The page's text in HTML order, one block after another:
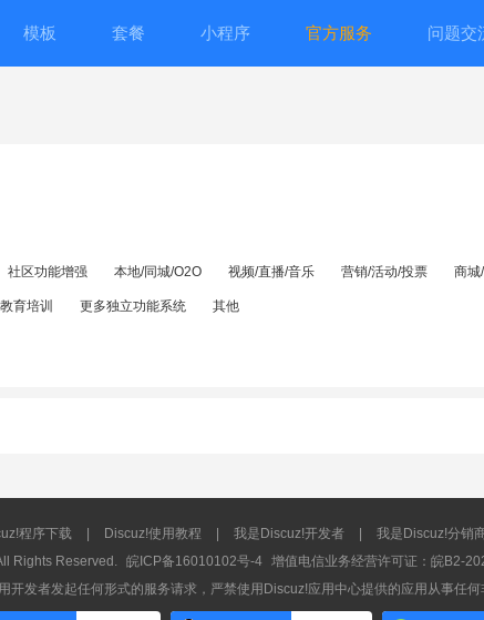
模板 套餐 小程序 官方服务 问题交
社区功能增强 本地/同城/O2O 视频/直播/音乐 营销/活动/投票 商城
教育培训 更多独立功能系统 其他
程序下载 Discuz!使用教程 我是Discuz!开发者
我是Discuz!分销
Rights Reserved. 皖ICP备16010102号-4
增值电信业务经营许可证：皖B2-
开发者发起任何形式的服务请求，严禁使用Discuz!应用中心提供的应用从事任何